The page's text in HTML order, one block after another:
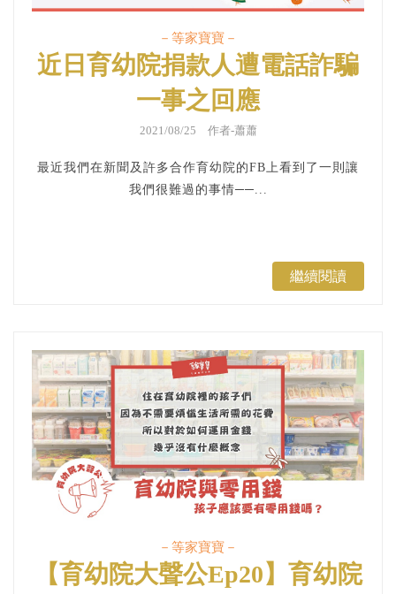
－等家寶寶－
近日育幼院捐款人遭電話詐騙
一事之回應
2021/08/25 作者-蕭蕭
最近我們在新聞及許多合作育幼院的FB上看到了一則讓
我們很難過的事情──...
繼續閱讀
－等家寶寶－
【​育幼院大聲公Ep20】育幼院